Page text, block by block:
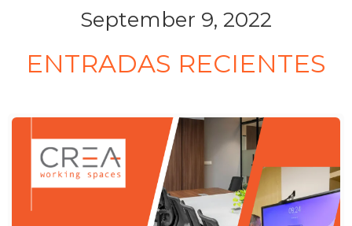
September 9, 2022
ENTRADAS RECIENTES